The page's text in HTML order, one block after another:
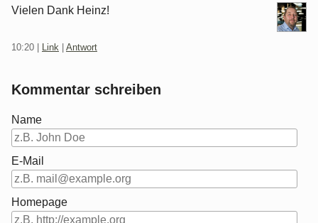
Vielen Dank Heinz!
10:20 Link Antwort
Kommentar schreiben
Name
E-Mail
Homepage